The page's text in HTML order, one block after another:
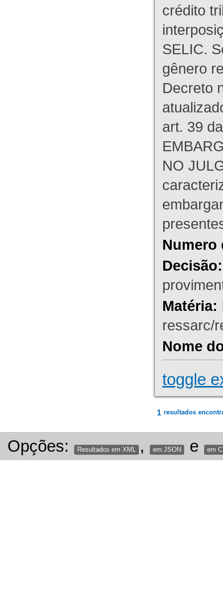
crédito
SELIC.
gênero
Decreto
art. 39
NO
Numero
Decisão:
Matéria:
ressarc/
Nome
toggle
1 resultados
Opções: Resultados em XML , em JSON e em